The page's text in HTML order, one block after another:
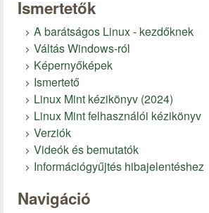
Ismertetők
A barátságos Linux - kezdőknek
Váltás Windows-ról
Képernyőképek
Ismertető
Linux Mint kézikönyv (2024)
Linux Mint felhasználói kézikönyv
Verziók
Videók és bemutatók
Információgyűjtés hibajelentéshez
Navigáció